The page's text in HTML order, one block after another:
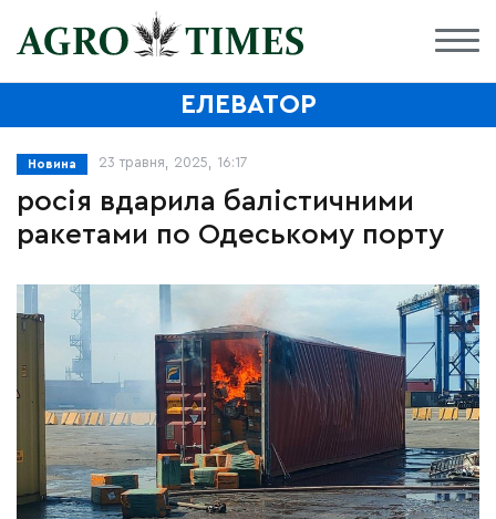
ЕЛЕВАТОР
Новина 23 травня, 2025, 16:17
росія вдарила балістичними
ракетами по Одеському порту